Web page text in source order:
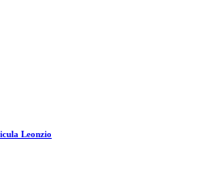
Leonzio